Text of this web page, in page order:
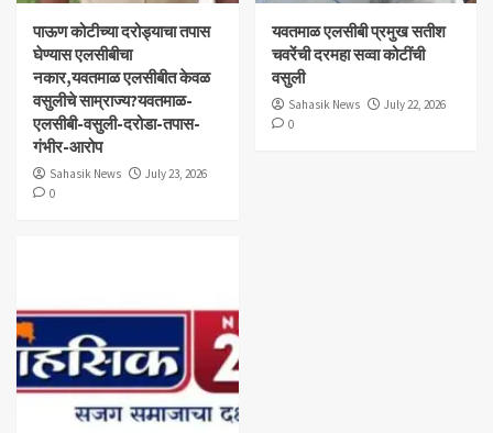
पाऊण कोटीच्या दरोड्याचा तपास
घेण्यास एलसीबीचा
नकार,यवतमाळ एलसीबीत केवळ
वसुलीचे साम्राज्य?यवतमाळ-
एलसीबी-वसुली-दरोडा-तपास-
गंभीर-आरोप
Sahasik News
July 23, 2026
0
यवतमाळ एलसीबी प्रमुख सतीश
चवरेंची दरमहा सव्वा कोटींची
वसुली
Sahasik News
July 22, 2026
0